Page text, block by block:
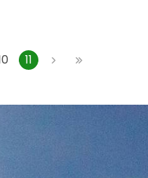
11